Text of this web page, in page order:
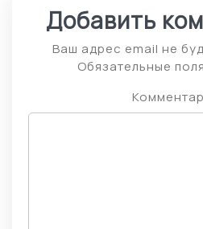
Добавить
Ваш адрес email не
Обязательные